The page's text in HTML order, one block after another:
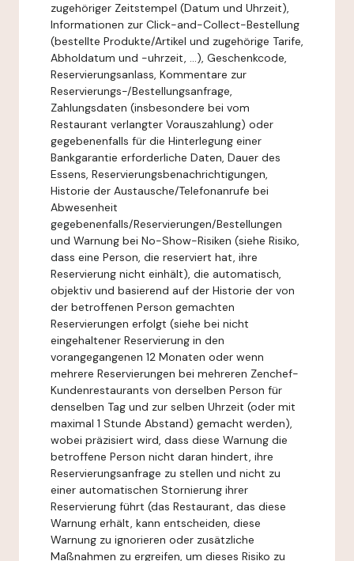
zugehöriger Zeitstempel (Datum und Uhrzeit),
Informationen zur Click-and-Collect-Bestellung
(bestellte Produkte/Artikel und zugehörige Tarife,
Abholdatum und -uhrzeit, ...), Geschenkcode,
Reservierungsanlass, Kommentare zur
Reservierungs-/Bestellungsanfrage,
Zahlungsdaten (insbesondere bei vom
Restaurant verlangter Vorauszahlung) oder
gegebenenfalls für die Hinterlegung einer
Bankgarantie erforderliche Daten, Dauer des
Essens, Reservierungsbenachrichtigungen,
Historie der Austausche/Telefonanrufe bei
Abwesenheit
gegebenenfalls/Reservierungen/Bestellungen
und Warnung bei No-Show-Risiken (siehe Risiko,
dass eine Person, die reserviert hat, ihre
Reservierung nicht einhält), die automatisch,
objektiv und basierend auf der Historie der von
der betroffenen Person gemachten
Reservierungen erfolgt (siehe bei nicht
eingehaltener Reservierung in den
vorangegangenen 12 Monaten oder wenn
mehrere Reservierungen bei mehreren Zenchef-
Kundenrestaurants von derselben Person für
denselben Tag und zur selben Uhrzeit (oder mit
maximal 1 Stunde Abstand) gemacht werden),
wobei präzisiert wird, dass diese Warnung die
betroffene Person nicht daran hindert, ihre
Reservierungsanfrage zu stellen und nicht zu
einer automatischen Stornierung ihrer
Reservierung führt (das Restaurant, das diese
Warnung erhält, kann entscheiden, diese
Warnung zu ignorieren oder zusätzliche
Maßnahmen zu ergreifen, um dieses Risiko zu